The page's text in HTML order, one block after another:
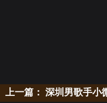
上一篇： 深圳男歌手小微 深